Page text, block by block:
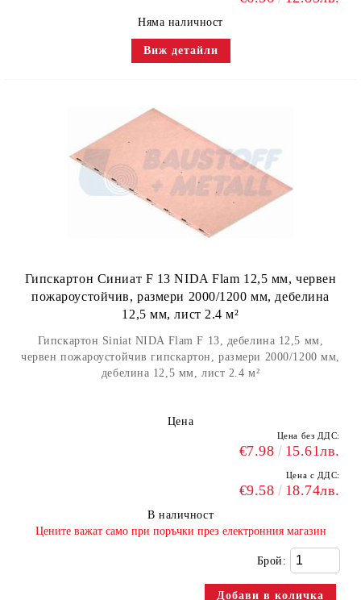
Няма наличност
Виж детайли
Гипскартон Синиат F 13 NIDA Flam 12,5 мм, червен
пожароустойчив, размери 2000/1200 мм, дебелина
12,5 мм, лист 2.4 м²
Гипскартон Siniat NIDA Flam F 13, дебелина 12,5 мм,
червен пожароустойчив гипскартон, размери 2000/1200 мм,
дебелина 12,5 мм, лист 2.4 м²
Цена
Цена без ДДС:
€7.98 15.61лв.
Цена с ДДС:
€9.58 18.74лв.
В наличност
​Цените важат само при поръчки през електронния магазин
Брой: